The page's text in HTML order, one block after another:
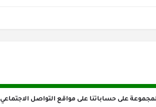
على حساباتنا على مواقع التواصل الاجتماعي